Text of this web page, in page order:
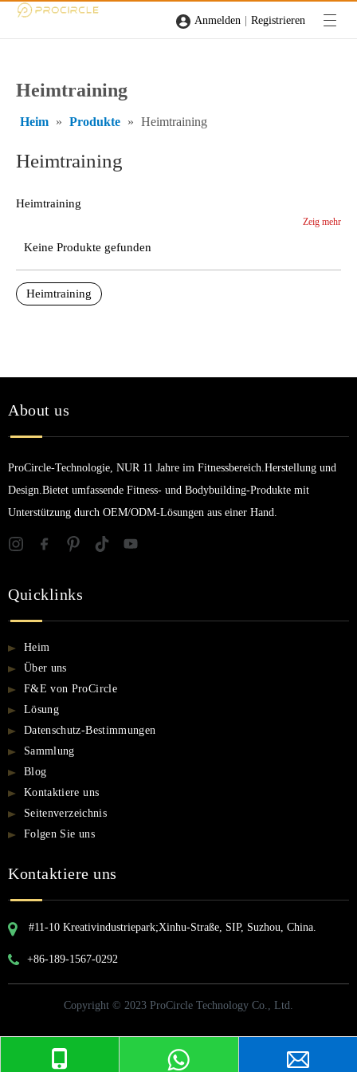
Anmelden | Registrieren
Heimtraining
Heim » Produkte » Heimtraining
Heimtraining
Heimtraining
Zeig mehr
Keine Produkte gefunden
Heimtraining
About us
ProCircle-Technologie, NUR 11 Jahre im Fitnessbereich.Herstellung und
Design.Bietet umfassende Fitness- und Bodybuilding-Produkte mit
Unterstützung durch OEM/ODM-Lösungen aus einer Hand.
Quicklinks
Heim
Über uns
F&E von ProCircle
Lösung
Datenschutz-Bestimmungen
Sammlung
Blog
Kontaktiere uns
Seitenverzeichnis
Folgen Sie uns
Kontaktiere uns
#11-10 Kreativindustriepark;Xinhu-Straße, SIP, Suzhou, China.
+86-189-1567-0292
Copyright © 2023 ProCircle Technology Co., Ltd.